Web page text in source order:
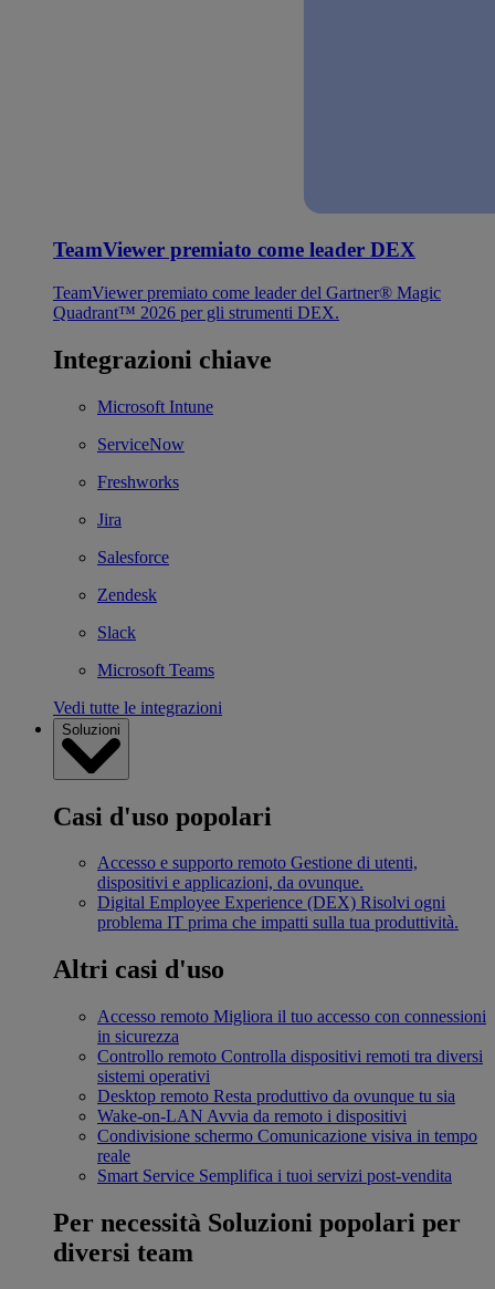
TeamViewer premiato come leader DEX
TeamViewer premiato come leader del Gartner® Magic
Quadrant™ 2026 per gli strumenti DEX.
Integrazioni chiave
Microsoft Intune
ServiceNow
Freshworks
Jira
Salesforce
Zendesk
Slack
Microsoft Teams
Vedi tutte le integrazioni
Soluzioni
Casi d'uso popolari
Accesso e supporto remoto Gestione di utenti,
dispositivi e applicazioni, da ovunque.
Digital Employee Experience (DEX) Risolvi ogni
problema IT prima che impatti sulla tua produttività.
Altri casi d'uso
Accesso remoto Migliora il tuo accesso con connessioni
in sicurezza
Controllo remoto Controlla dispositivi remoti tra diversi
sistemi operativi
Desktop remoto Resta produttivo da ovunque tu sia
Wake-on-LAN Avvia da remoto i dispositivi
Condivisione schermo Comunicazione visiva in tempo
reale
Smart Service Semplifica i tuoi servizi post-vendita
Per necessità Soluzioni popolari per
diversi team